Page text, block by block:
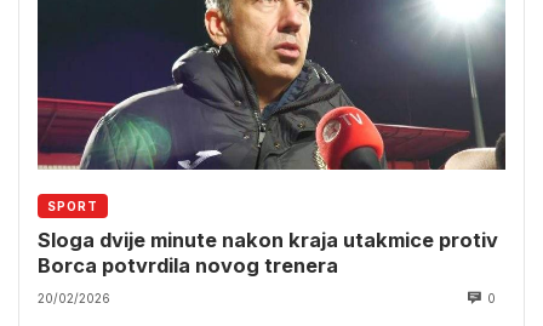
SPORT
Sloga dvije minute nakon kraja utakmice protiv
Borca potvrdila novog trenera
20/02/2026 0